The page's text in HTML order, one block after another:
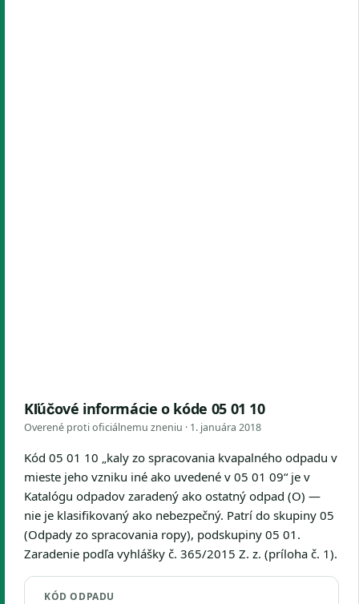
Kľúčové informácie o kóde 05 01 10
Overené proti oficiálnemu zneniu · 1. januára 2018
Kód 05 01 10 „kaly zo spracovania kvapalného odpadu v
mieste jeho vzniku iné ako uvedené v 05 01 09“ je v
Katalógu odpadov zaradený ako ostatný odpad (O) —
nie je klasifikovaný ako nebezpečný. Patrí do skupiny 05
(Odpady zo spracovania ropy), podskupiny 05 01.
Zaradenie podľa vyhlášky č. 365/2015 Z. z. (príloha č. 1).
KÓD ODPADU